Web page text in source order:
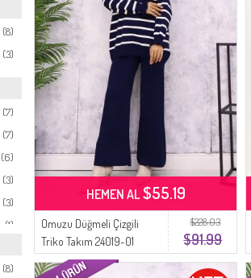
(8)
(3)
(7)
(7)
(6)
(3)
(3)
(1)
(8)
$228.03
$91.99
Omuzu Düğmeli Çizgili
Triko Takım 24019-01
Lacivert
HEMEN AL$55.19